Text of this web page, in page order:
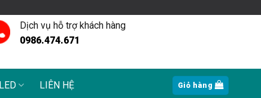
Dịch vụ hỗ trợ khách hàng
0986.474.671
LIÊN HỆ Giỏ hàng